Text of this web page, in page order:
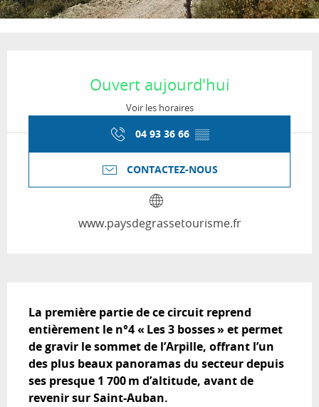
Ouvert aujourd'hui
Voir les horaires
04 93 36 66 ▒▒
CONTACTEZ-NOUS
www.paysdegrassetourisme.fr
La première partie de ce circuit reprend
entièrement le n°4 « Les 3 bosses » et permet
de gravir le sommet de l’Arpille, offrant l’un
des plus beaux panoramas du secteur depuis
ses presque 1 700 m d’altitude, avant de
revenir sur Saint-Auban.